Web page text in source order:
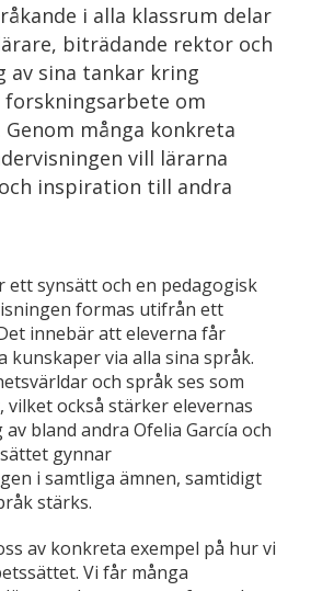
i alla klassrum delar
biträdande rektor och
av sina tankar kring
forskningsarbete om
många konkreta
vill lärarna
inspiration till andra
ett synsätt och en pedagogisk
formas utifrån ett
innebär att eleverna får
kunskaper via alla sina språk.
och språk ses som
vilket också stärker elevernas
bland andra Ofelia García och
gynnar
i samtliga ämnen, samtidigt
stärks.
av konkreta exempel på hur vi
Vi får många